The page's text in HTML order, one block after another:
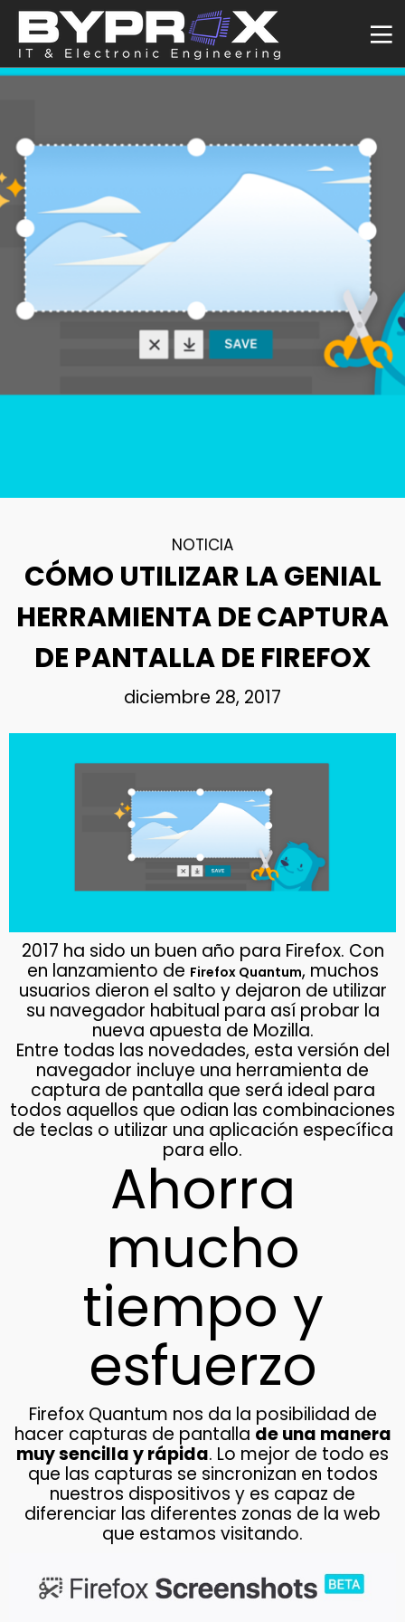
NOTICIA
CÓMO UTILIZAR LA GENIAL
HERRAMIENTA DE CAPTURA
DE PANTALLA DE FIREFOX
diciembre 28, 2017
2017 ha sido un buen año para Firefox. Con
en lanzamiento de Firefox Quantum, muchos
usuarios dieron el salto y dejaron de utilizar
su navegador habitual para así probar la
nueva apuesta de Mozilla.
Entre todas las novedades, esta versión del
navegador incluye una herramienta de
captura de pantalla que será ideal para
todos aquellos que odian las combinaciones
de teclas o utilizar una aplicación específica
para ello.
Ahorra
mucho
tiempo y
esfuerzo
Firefox Quantum nos da la posibilidad de
hacer capturas de pantalla de una manera
muy sencilla y rápida. Lo mejor de todo es
que las capturas se sincronizan en todos
nuestros dispositivos y es capaz de
diferenciar las diferentes zonas de la web
que estamos visitando.